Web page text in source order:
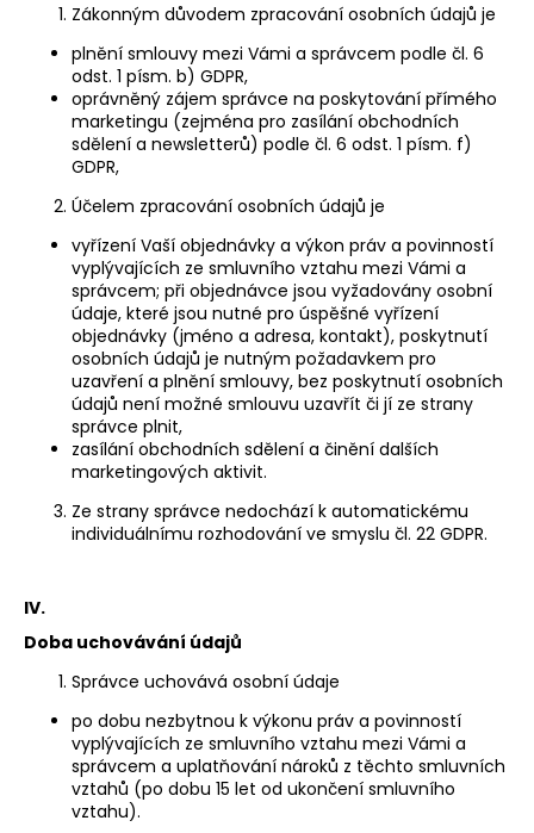
Zákonným důvodem zpracování osobních údajů je
plnění smlouvy mezi Vámi a správcem podle čl. 6
odst. 1 písm. b) GDPR,
oprávněný zájem správce na poskytování přímého
marketingu (zejména pro zasílání obchodních
sdělení a newsletterů) podle čl. 6 odst. 1 písm. f)
GDPR,
Účelem zpracování osobních údajů je
vyřízení Vaší objednávky a výkon práv a povinností
vyplývajících ze smluvního vztahu mezi Vámi a
správcem; při objednávce jsou vyžadovány osobní
údaje, které jsou nutné pro úspěšné vyřízení
objednávky (jméno a adresa, kontakt), poskytnutí
osobních údajů je nutným požadavkem pro
uzavření a plnění smlouvy, bez poskytnutí osobních
údajů není možné smlouvu uzavřít či jí ze strany
správce plnit,
zasílání obchodních sdělení a činění dalších
marketingových aktivit.
Ze strany správce nedochází k automatickému
individuálnímu rozhodování ve smyslu čl. 22 GDPR.
IV.
Doba uchovávání údajů
Správce uchovává osobní údaje
po dobu nezbytnou k výkonu práv a povinností
vyplývajících ze smluvního vztahu mezi Vámi a
správcem a uplatňování nároků z těchto smluvních
vztahů (po dobu 15 let od ukončení smluvního
vztahu).
RULANDSKÉ
BÍLÉ